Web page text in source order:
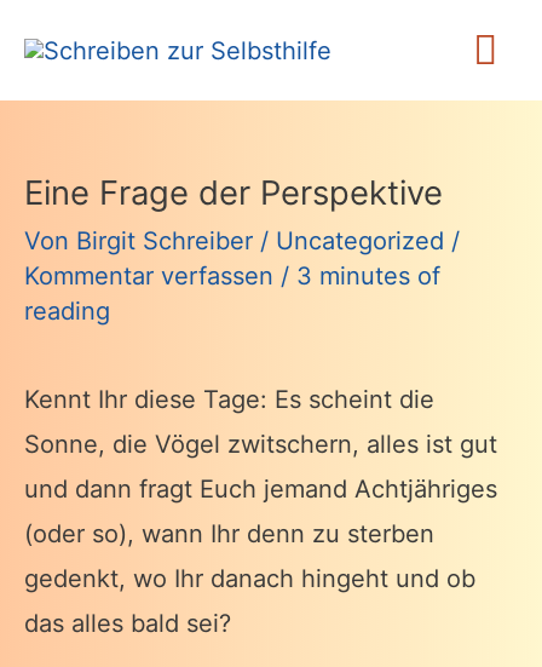
Inhalt
springen
Eine Frage der Perspektive
Von Birgit Schreiber / Uncategorized /
Kommentar verfassen / 3 minutes of
reading
Kennt Ihr diese Tage: Es scheint die
Sonne, die Vögel zwitschern, alles ist gut
und dann fragt Euch jemand Achtjähriges
(oder so), wann Ihr denn zu sterben
gedenkt, wo Ihr danach hingeht und ob
das alles bald sei?